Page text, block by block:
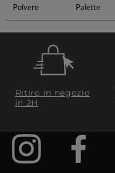
Polvere
Palette
Ritiro in negozio
in 2H